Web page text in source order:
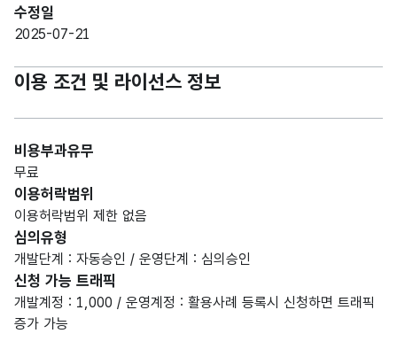
수정일
2025-07-21
이용 조건 및 라이선스 정보
비용부과유무
무료
이용허락범위
이용허락범위 제한 없음
심의유형
개발단계 : 자동승인 / 운영단계 : 심의승인
신청 가능 트래픽
개발계정 : 1,000 / 운영계정 : 활용사례 등록시 신청하면 트래픽
증가 가능